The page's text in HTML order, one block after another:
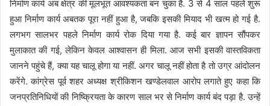
निर्माण कार्य अब क्षेत्र की मूलभूत आवश्यकता बन चुका है. 3 से 4 साल पहले शुरू
हुआ निर्माण कार्य अबतक पूरा नहीं हुआ है, जबकि इसकी मियाद भी खत्म हो गई है.
लगभग सालभर पहले निर्माण कार्य रोक दिया गया है. कई बार ज्ञापन सौंपकर
मुलाकात की गई, लेकिन केवल आश्वासन ही मिला. आज सभी इसकी वास्तविकता
जानने पहुंचे हैं, क्या यह चालू होगा या नहीं. अगर चालू नहीं होता है तो उग्र आंदोलन
करेंगे. कांग्रेस पूर्व शहर अध्यक्ष श्रीकिशन खण्डेलवाल आरोप लगाते हुए कहा कि
जनप्रतिनिधियों की निष्क्रियता के कारण साल भर से निर्माण कार्य बंद पड़ा है. उन्हें